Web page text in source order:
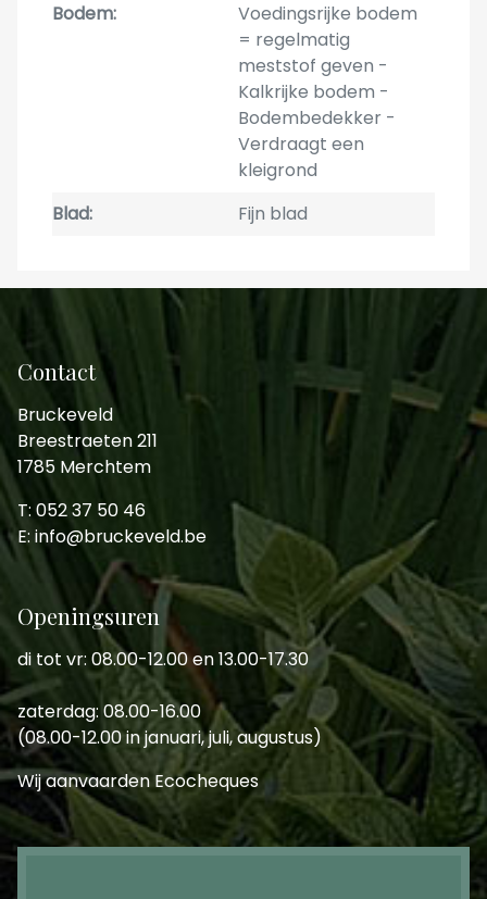
Bodem
Voedingsrijke bodem
= regelmatig
meststof geven
Kalkrijke bodem
Bodembedekker
Verdraagt een
kleigrond
Blad
Fijn blad
Contact
Bruckeveld
Breestraeten 211
1785 Merchtem
T: 052 37 50 46
E: info@bruckeveld.be
Openingsuren
di tot vr: 08.00-12.00 en 13.00-17.30
zaterdag: 08.00-16.00
(08.00-12.00 in januari, juli, augustus)
Wij aanvaarden Ecocheques